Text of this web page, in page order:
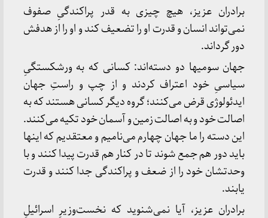
برادران‌ عزیز، هیچ‌ چیزی‌ به‌ قدر پراکندگیِ صفوف‌
نمی‌تواند انسان‌ و قدرت‌ او را تضعیف‌ کند و او را از هدفش‌
دور گرداند.
جهان‌ سومیها دو دسته‌اند: کسانی‌ که‌ به‌ ورشکستگیِ
سیاسیِ خود اعتراف‌ کردند و از چپ‌ و راستِ جهان‌
ایدئولوژی‌ قرض‌ می‌کنند؛ گروه‌ دیگر کسانی‌ هستند که‌ به‌
اصالت‌ خود و به‌ اصالت‌ زمین‌ و آسمان‌ خود تکیه‌ می‌کنند.
این‌ دسته‌ را ما جهان‌ چهارم‌ می‌نامیم‌ و معتقدیم‌ که‌ اینها
باید دور هم‌ جمع‌ شوند تا در کنار هم‌ قدرت‌ پیدا کنند و با
وحدتشان‌ خود را از ضعف‌ و پراکندگی‌ جدا کنند و قدرت‌
یابند.
برادران‌ عزیز، آیا نمی‌شنوید که‌ نخست‌وزیرِ اسرائیلِ